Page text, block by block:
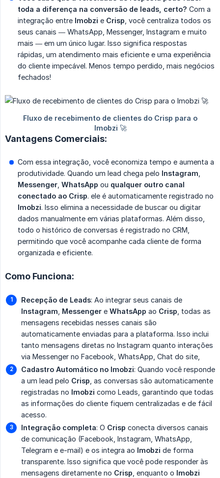
toda a diferença na conversão de leads, certo? Com a
integração entre Imobzi e Crisp , você centraliza todos os
seus canais — WhatsApp, Messenger, Instagram e muito
mais — em um único lugar. Isso significa respostas
rápidas, um atendimento mais eficiente e uma experiência
do cliente impecável. Menos tempo perdido, mais negócios
fechados!
Vantagens Comerciais:
Com essa integração, você economiza tempo e aumenta a
produtividade. Quando um lead chega pelo Instagram
Messenger WhatsApp ou qualquer outro canal
conectado ao Crisp. ele é automaticamente registrado no
Imobzi. Isso elimina a necessidade de buscar ou digitar
dados manualmente em várias plataformas. Além disso,
todo o histórico de conversas é registrado no CRM,
permitindo que você acompanhe cada cliente de forma
organizada e eficiente.
Como Funciona:
Recepção de Leads: Ao integrar seus canais de
Instagram Messenger e WhatsApp ao Crisp , todas as
mensagens recebidas nesses canais são
automaticamente enviadas para a plataforma. Isso inclui
tanto mensagens diretas no Instagram quanto interações
via Messenger no Facebook, WhatsApp, Chat do site,
Cadastro Automático no Imobzi: Quando você responde
a um lead pelo Crisp , as conversas são automaticamente
registradas no Imobzi como Leads, garantindo que todas
as informações do cliente fiquem centralizadas e de fácil
acesso.
Integração completa: O Crisp conecta diversos canais
de comunicação (Facebook, Instagram, WhatsApp,
Telegram e e-mail) e os integra ao Imobzi de forma
transparente. Isso significa que você pode responder às
mensagens diretamente no Crisp , enquanto o Imobzi